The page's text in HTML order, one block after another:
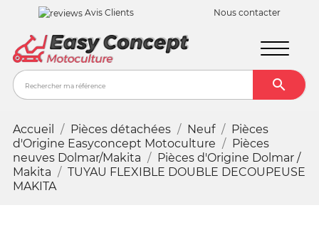
Avis Clients Nous contacter

Accueil Pièces détachées Neuf
Pièces
d'Origine Easyconcept Motoculture
Pièces
neuves Dolmar/Makita
Pièces d'Origine Dolmar /
Makita
TUYAU FLEXIBLE DOUBLE DECOUPEUSE
MAKITA